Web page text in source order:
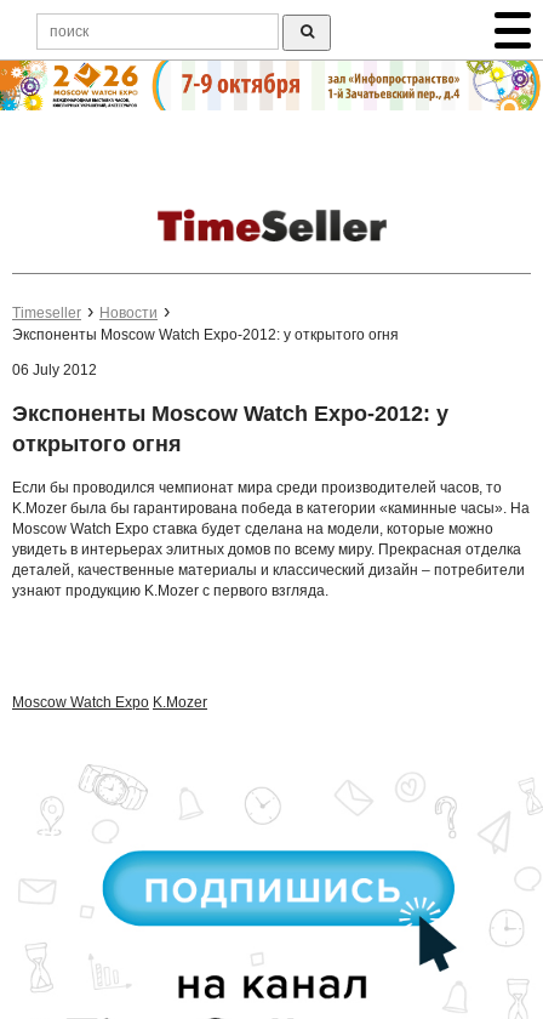
Timeseller
Новости
Экспоненты Moscow Watch Expo-2012: у открытого огня
06 July 2012
Экспоненты Moscow Watch Expo-2012: у
открытого огня
Если бы проводился чемпионат мира среди производителей часов, то
K.Mozer была бы гарантирована победа в категории «каминные часы». На
Moscow Watch Expo ставка будет сделана на модели, которые можно
увидеть в интерьерах элитных домов по всему миру. Прекрасная отделка
деталей, качественные материалы и классический дизайн – потребители
узнают продукцию K.Mozer с первого взгляда.
Moscow Watch Expo K.Mozer